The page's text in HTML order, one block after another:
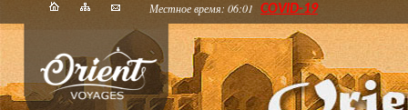
Местное время: 06:01 COVID-19